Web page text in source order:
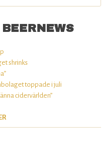
shrinks
toppade i juli
cidervärlden”